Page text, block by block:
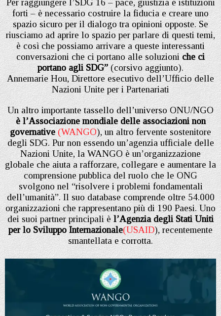
forti – è necessario costruire la fiducia e creare uno
spazio sicuro per il dialogo tra opinioni opposte. Se
riusciamo ad aprire lo spazio per parlare di questi temi,
è così che possiamo arrivare a queste interessanti
conversazioni che ci portano alle soluzioniche ci
portano agli SDG”(corsivo aggiunto).
Annemarie Hou, Direttore esecutivo dell’Ufficio delle
Nazioni Unite per i Partenariati
Un altro importante tassello dell’universo ONU/NGO
è l’Associazione mondiale delle associazioni non
governative(WANGO), un altro fervente sostenitore
degli SDG. Pur non essendo un’agenzia ufficiale delle
Nazioni Unite, la WANGO è un’organizzazione
globale che aiuta a rafforzare, collegare e aumentare la
comprensione pubblica del ruolo che le ONG
svolgono nel “risolvere i problemi fondamentali
dell’umanità”. Il suo database comprende oltre 54.000
organizzazioni che rappresentano più di 190 Paesi. Uno
dei suoi partner principali è l’Agenzia degli Stati Uniti
per lo Sviluppo Internazionale(USAID), recentemente
smantellata e corrotta.